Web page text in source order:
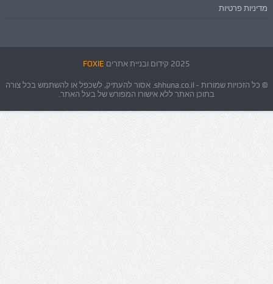
מדיניות פרטיות
2025 קידום ובניית אתרים FOXIE
© כל הזכויות שמורות - shhuna.co.il. אסור להעתיק, לשכפל או להשתמש בכל צורה
בתוכן האתר ללא אישורו המפורש של בעל האתר.